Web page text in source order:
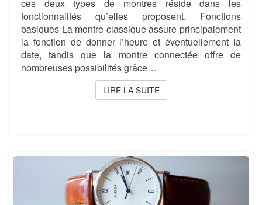
ces deux types de montres réside dans les
fonctionnalités qu’elles proposent. Fonctions
basiques La montre classique assure principalement
la fonction de donner l’heure et éventuellement la
date, tandis que la montre connectée offre de
nombreuses possibilités grâce…
LIRE LA SUITELIRE LA SUITE